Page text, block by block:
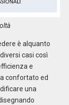
è alquanto
casi così
e
confortato ed
una